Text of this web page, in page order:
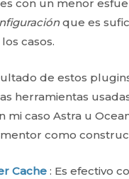
con un menor
que es
casos.
de estos
herramientas
mi caso Astra u
como
Cache : Es efectivo